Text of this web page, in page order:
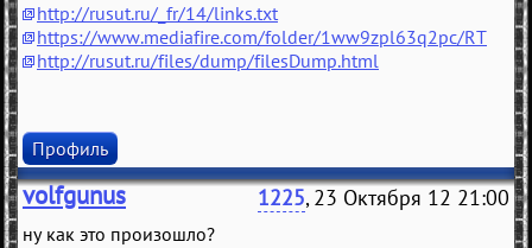
http://rusut.ru/_fr/14/links.txt
https://www.mediafire.com/folder/1ww9zpl63q2pc/RT
http://rusut.ru/files/dump/filesDump.html
Профиль
volfgunus 1225, 23 Октября 12 21:00
ну как это произошло?